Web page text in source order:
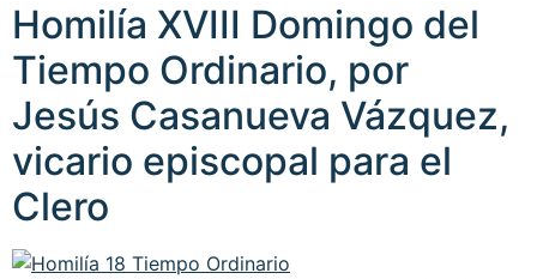
Homilía XVIII Domingo del
Tiempo Ordinario, por
Jesús Casanueva Vázquez,
vicario episcopal para el
Clero